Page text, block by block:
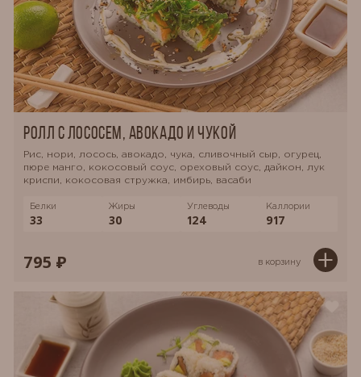
Ролл с лососем, авокадо и чукой
Рис, нори, лосось, авокадо, чука, сливочный сыр, огурец,
пюре манго, кокосовый соус, ореховый соус, дайкон, лук
криспи, кокосовая стружка, имбирь, васаби
Белки
33
Жиры
30
Углеводы
124
Каллории
917
795 ₽ в корзину